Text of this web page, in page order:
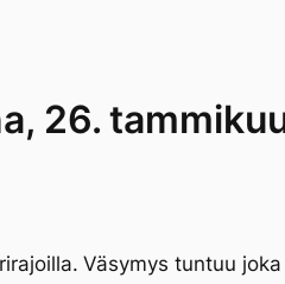
26.
Väsymys tuntuu